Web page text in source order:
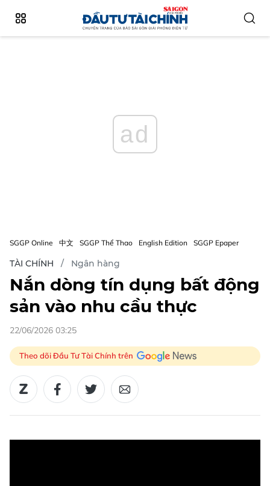
ad
SGGP Online 中文 SGGP Thể Thao English Edition SGGP Epaper
TÀI CHÍNH Ngân hàng
Nắn dòng tín dụng bất động
sản vào nhu cầu thực
22/06/2026 03:25
Theo dõi Đầu Tư Tài Chính trên